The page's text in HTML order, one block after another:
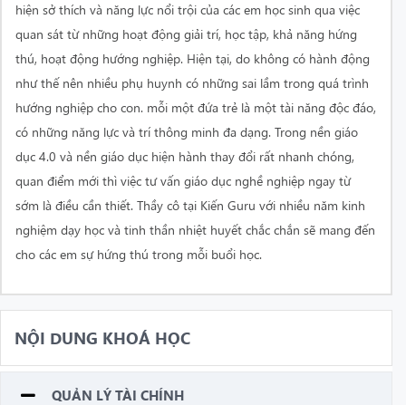
hiện sở thích và năng lực nổi trội của các em học sinh qua việc
quan sát từ những hoạt động giải trí, học tập, khả năng hứng
thú, hoạt động hướng nghiệp. Hiện tại, do không có hành động
như thế nên nhiều phụ huynh có những sai lầm trong quá trình
hướng nghiệp cho con. mỗi một đứa trẻ là một tài năng độc đáo,
có những năng lực và trí thông minh đa dạng. Trong nền giáo
dục 4.0 và nền giáo dục hiện hành thay đổi rất nhanh chóng,
quan điểm mới thì việc tư vấn giáo dục nghề nghiệp ngay từ
sớm là điều cần thiết. Thầy cô tại Kiến Guru với nhiều năm kinh
nghiệm dạy học và tinh thần nhiệt huyết chắc chắn sẽ mang đến
cho các em sự hứng thú trong mỗi buổi học.
NỘI DUNG KHOÁ HỌC
QUẢN LÝ TÀI CHÍNH